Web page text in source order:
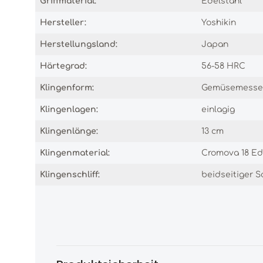
Hersteller: Yoshikin
Herstellungsland: Japan
Härtegrad: 56-58 HRC
Klingenform:
Klingenlagen: einlagig
Klingenlänge: 13 cm
Klingenmaterial: Cromova 18
Klingenschliff: beidseitiger